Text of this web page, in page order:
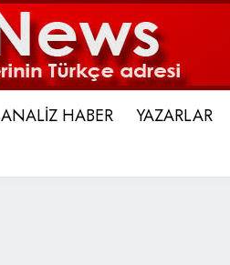
ANALİZ HABER YAZARLAR